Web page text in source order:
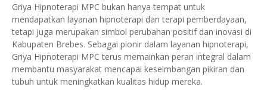
Griya Hipnoterapi MPC bukan hanya tempat untuk
mendapatkan layanan hipnoterapi dan terapi pemberdayaan,
tetapi juga merupakan simbol perubahan positif dan inovasi di
Kabupaten Brebes. Sebagai pionir dalam layanan hipnoterapi,
Griya Hipnoterapi MPC terus memainkan peran integral dalam
membantu masyarakat mencapai keseimbangan pikiran dan
tubuh untuk meningkatkan kualitas hidup mereka.